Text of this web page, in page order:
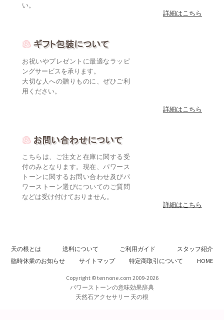
い。
詳細はこちら
お祝いやプレゼントに最適なラッピ
ングサービスを承ります。
大切な人への贈りものに、ぜひご利
用ください。
詳細はこちら
こちらは、ご注文と在庫に関する受
付のみとなります。現在、パワース
トーンに関するお問い合わせ及びパ
ワーストーン選びについてのご質問
などは受け付けておりません。
詳細はこちら
天の根とは 送料について ご利用ガイド
スタッフ紹介
臨時休業のお知らせ
サイトマップ 特定商取引について HOME
Copyright © tennone.com 2009-2026
パワーストーンの意味効果辞典
天然石アクセサリー 天の根